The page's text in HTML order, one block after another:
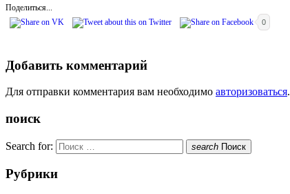
Поделиться...
0
Добавить комментарий
Для отправки комментария вам необходимо авторизоваться.
поиск
Search for: search Поиск
Рубрики